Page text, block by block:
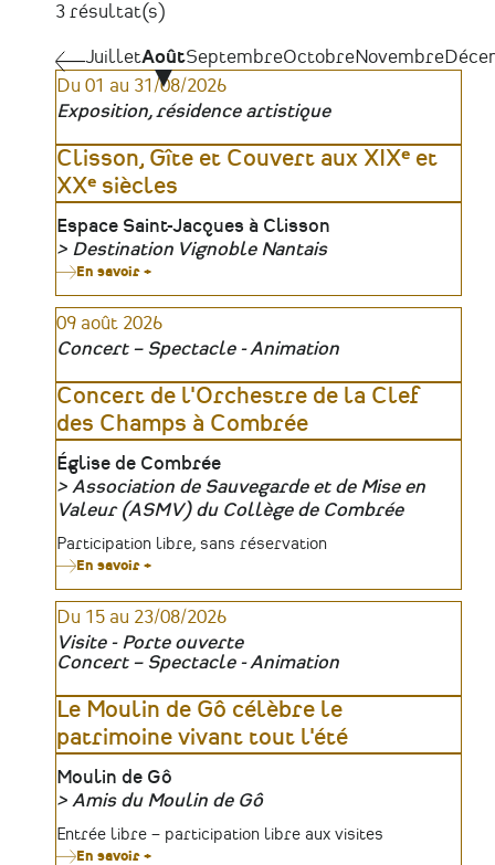
3 résultat(s)
Pagination
JuilletJuilletAoûtSeptembreOctobreNovembre
Du 01 au 31/08/2026
Exposition, résidence artistique
Clisson, Gîte et Couvert aux XIXᵉ et
XXᵉ siècles
Lieu
Espace Saint-Jacques à Clisson
Organisateur
Destination Vignoble Nantais
En savoir +
Gîte
et
Couvert
aux
et
XXᵉ
siècles
09 août 2026
Concert – Spectacle - Animation
Concert de l'Orchestre de la Clef
des Champs à Combrée
Lieu
Église de Combrée
Organisateur
Association de Sauvegarde et de Mise en
Valeur (ASMV) du Collège de Combrée
Tarifs
Participation libre, sans réservation
En savoir +
de
l'Orchestre
la
Clef
Champs
à
Combrée
Du 15 au 23/08/2026
Visite - Porte ouverte
Concert – Spectacle - Animation
Le Moulin de Gô célèbre le
patrimoine vivant tout l'été
Lieu
Moulin de Gô
Organisateur
Amis du Moulin de Gô
Tarifs
Entrée libre – participation libre aux visites
En savoir +